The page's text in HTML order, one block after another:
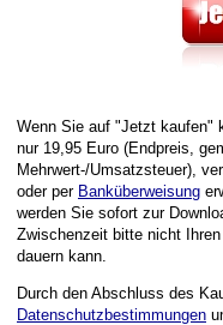
Wenn Sie auf "Jetzt kaufen"
nur 19,95 Euro (Endpreis,
Mehrwert-/Umsatzsteuer),
oder per Banküberweisung
werden Sie sofort zur
Zwischenzeit bitte nicht
dauern kann.
Durch den Abschluss des
Datenschutzbestimmungen